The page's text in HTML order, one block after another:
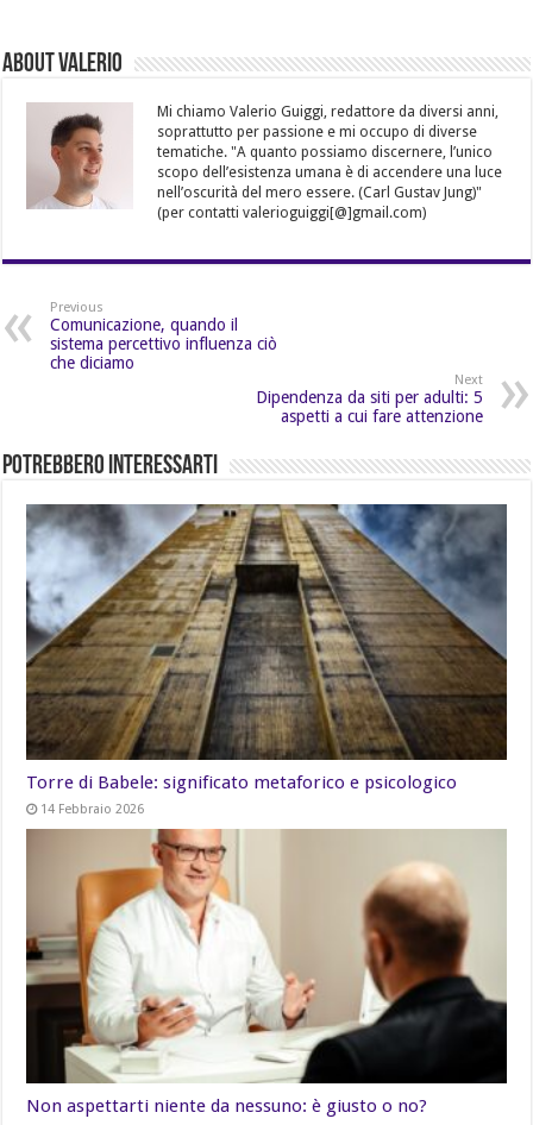
About Valerio
Mi chiamo Valerio Guiggi, redattore da diversi anni,
soprattutto per passione e mi occupo di diverse
tematiche. "A quanto possiamo discernere, l’unico
scopo dell’esistenza umana è di accendere una luce
nell’oscurità del mero essere. (Carl Gustav Jung)"
(per contatti valerioguiggi[@]gmail.com)
Previous
Comunicazione, quando il
sistema percettivo influenza ciò
che diciamo
Next
Dipendenza da siti per adulti: 5
aspetti a cui fare attenzione
Potrebbero Interessarti
Torre di Babele: significato metaforico e psicologico
14 Febbraio 2026
Non aspettarti niente da nessuno: è giusto o no?